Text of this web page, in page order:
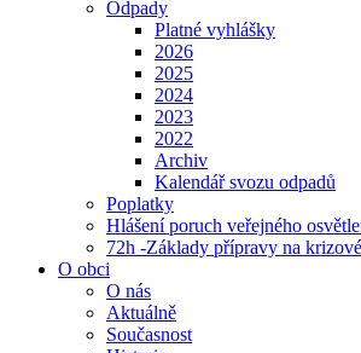
Odpady
Platné vyhlášky
2026
2025
2024
2023
2022
Archiv
Kalendář svozu odpadů
Poplatky
Hlášení poruch veřejného
72h -Základy přípravy na
O obci
O nás
Aktuálně
Současnost